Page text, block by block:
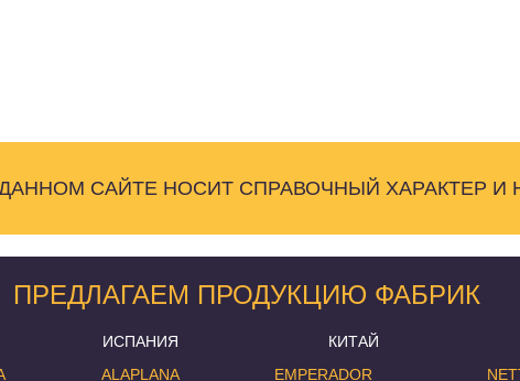
САЙТЕ НОСИТ СПРАВОЧНЫЙ ХАРАКТЕР И
ПРЕДЛАГАЕМ ПРОДУКЦИЮ ФАБРИК
ИСПАНИЯ
ALAPLANA
КИТАЙ
EMPERADOR